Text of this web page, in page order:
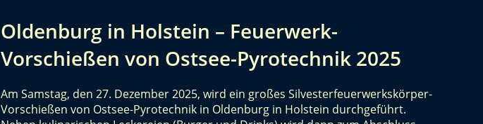
Oldenburg in Holstein – Feuerwerk-
Vorschießen von Ostsee-Pyrotechnik 2025
Am Samstag, den 27. Dezember 2025, wird ein großes Silvesterfeuerwerkskörper-
Vorschießen von Ostsee-Pyrotechnik in Oldenburg in Holstein durchgeführt.